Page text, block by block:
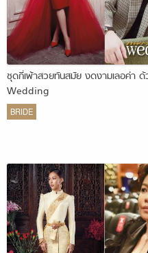
ชุดกี่เพ้าสวยทันสมัย งดงามเลอค่า
Wedding
BRIDE